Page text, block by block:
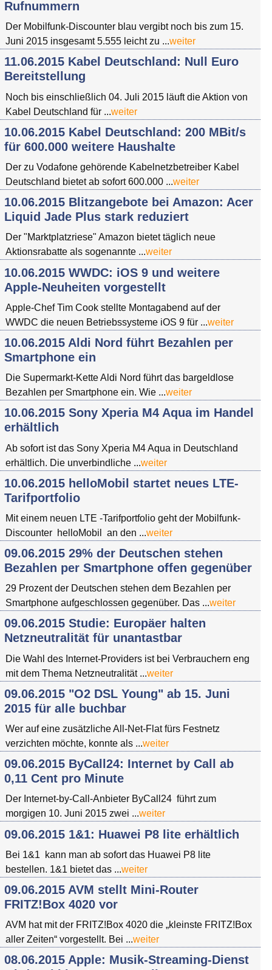
Rufnummern
Der Mobilfunk-Discounter blau vergibt noch bis zum 15.
Juni 2015 insgesamt 5.555 leicht zu ...weiter
11.06.2015 Kabel Deutschland: Null Euro
Bereitstellung
Noch bis einschließlich 04. Juli 2015 läuft die Aktion von
Kabel Deutschland für ...weiter
10.06.2015 Kabel Deutschland: 200 MBit/s
für 600.000 weitere Haushalte
Der zu Vodafone gehörende Kabelnetzbetreiber Kabel
Deutschland bietet ab sofort 600.000 ...weiter
10.06.2015 Blitzangebote bei Amazon: Acer
Liquid Jade Plus stark reduziert
Der "Marktplatzriese" Amazon bietet täglich neue
Aktionsrabatte als sogenannte ...weiter
10.06.2015 WWDC: iOS 9 und weitere
Apple-Neuheiten vorgestellt
Apple-Chef Tim Cook stellte Montagabend auf der
WWDC die neuen Betriebssysteme iOS 9 für ...weiter
10.06.2015 Aldi Nord führt Bezahlen per
Smartphone ein
Die Supermarkt-Kette Aldi Nord führt das bargeldlose
Bezahlen per Smartphone ein. Wie ...weiter
10.06.2015 Sony Xperia M4 Aqua im Handel
erhältlich
Ab sofort ist das Sony Xperia M4 Aqua in Deutschland
erhältlich. Die unverbindliche ...weiter
10.06.2015 helloMobil startet neues LTE-
Tarifportfolio
Mit einem neuen LTE -Tarifportfolio geht der Mobilfunk-
Discounter helloMobil an den ...weiter
09.06.2015 29% der Deutschen stehen
Bezahlen per Smartphone offen gegenüber
29 Prozent der Deutschen stehen dem Bezahlen per
Smartphone aufgeschlossen gegenüber. Das ...weiter
09.06.2015 Studie: Europäer halten
Netzneutralität für unantastbar
Die Wahl des Internet-Providers ist bei Verbrauchern eng
mit dem Thema Netzneutralität ...weiter
09.06.2015 "O2 DSL Young" ab 15. Juni
2015 für alle buchbar
Wer auf eine zusätzliche All-Net-Flat fürs Festnetz
verzichten möchte, konnte als ...weiter
09.06.2015 ByCall24: Internet by Call ab
0,11 Cent pro Minute
Der Internet-by-Call-Anbieter ByCall24 führt zum
morgigen 10. Juni 2015 zwei ...weiter
09.06.2015 1&1: Huawei P8 lite erhältlich
Bei 1&1 kann man ab sofort das Huawei P8 lite
bestellen. 1&1 bietet das ...weiter
09.06.2015 AVM stellt Mini-Router
FRITZ!Box 4020 vor
AVM hat mit der FRITZ!Box 4020 die „kleinste FRITZ!Box
aller Zeiten“ vorgestellt. Bei ...weiter
08.06.2015 Apple: Musik-Streaming-Dienst